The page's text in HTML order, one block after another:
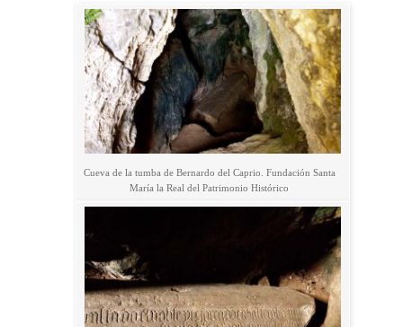
Cueva de la tumba de Bernardo del Caprio. Fundación Santa
María la Real del Patrimonio Histórico